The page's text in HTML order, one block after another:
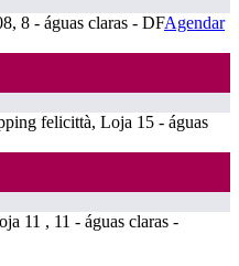
8 - águas claras - DFAgendar
felicittà, Loja 15 - águas
11 , 11 - águas claras -